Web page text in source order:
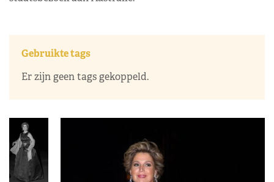
Gebruikte tags
Er zijn geen tags gekoppeld.